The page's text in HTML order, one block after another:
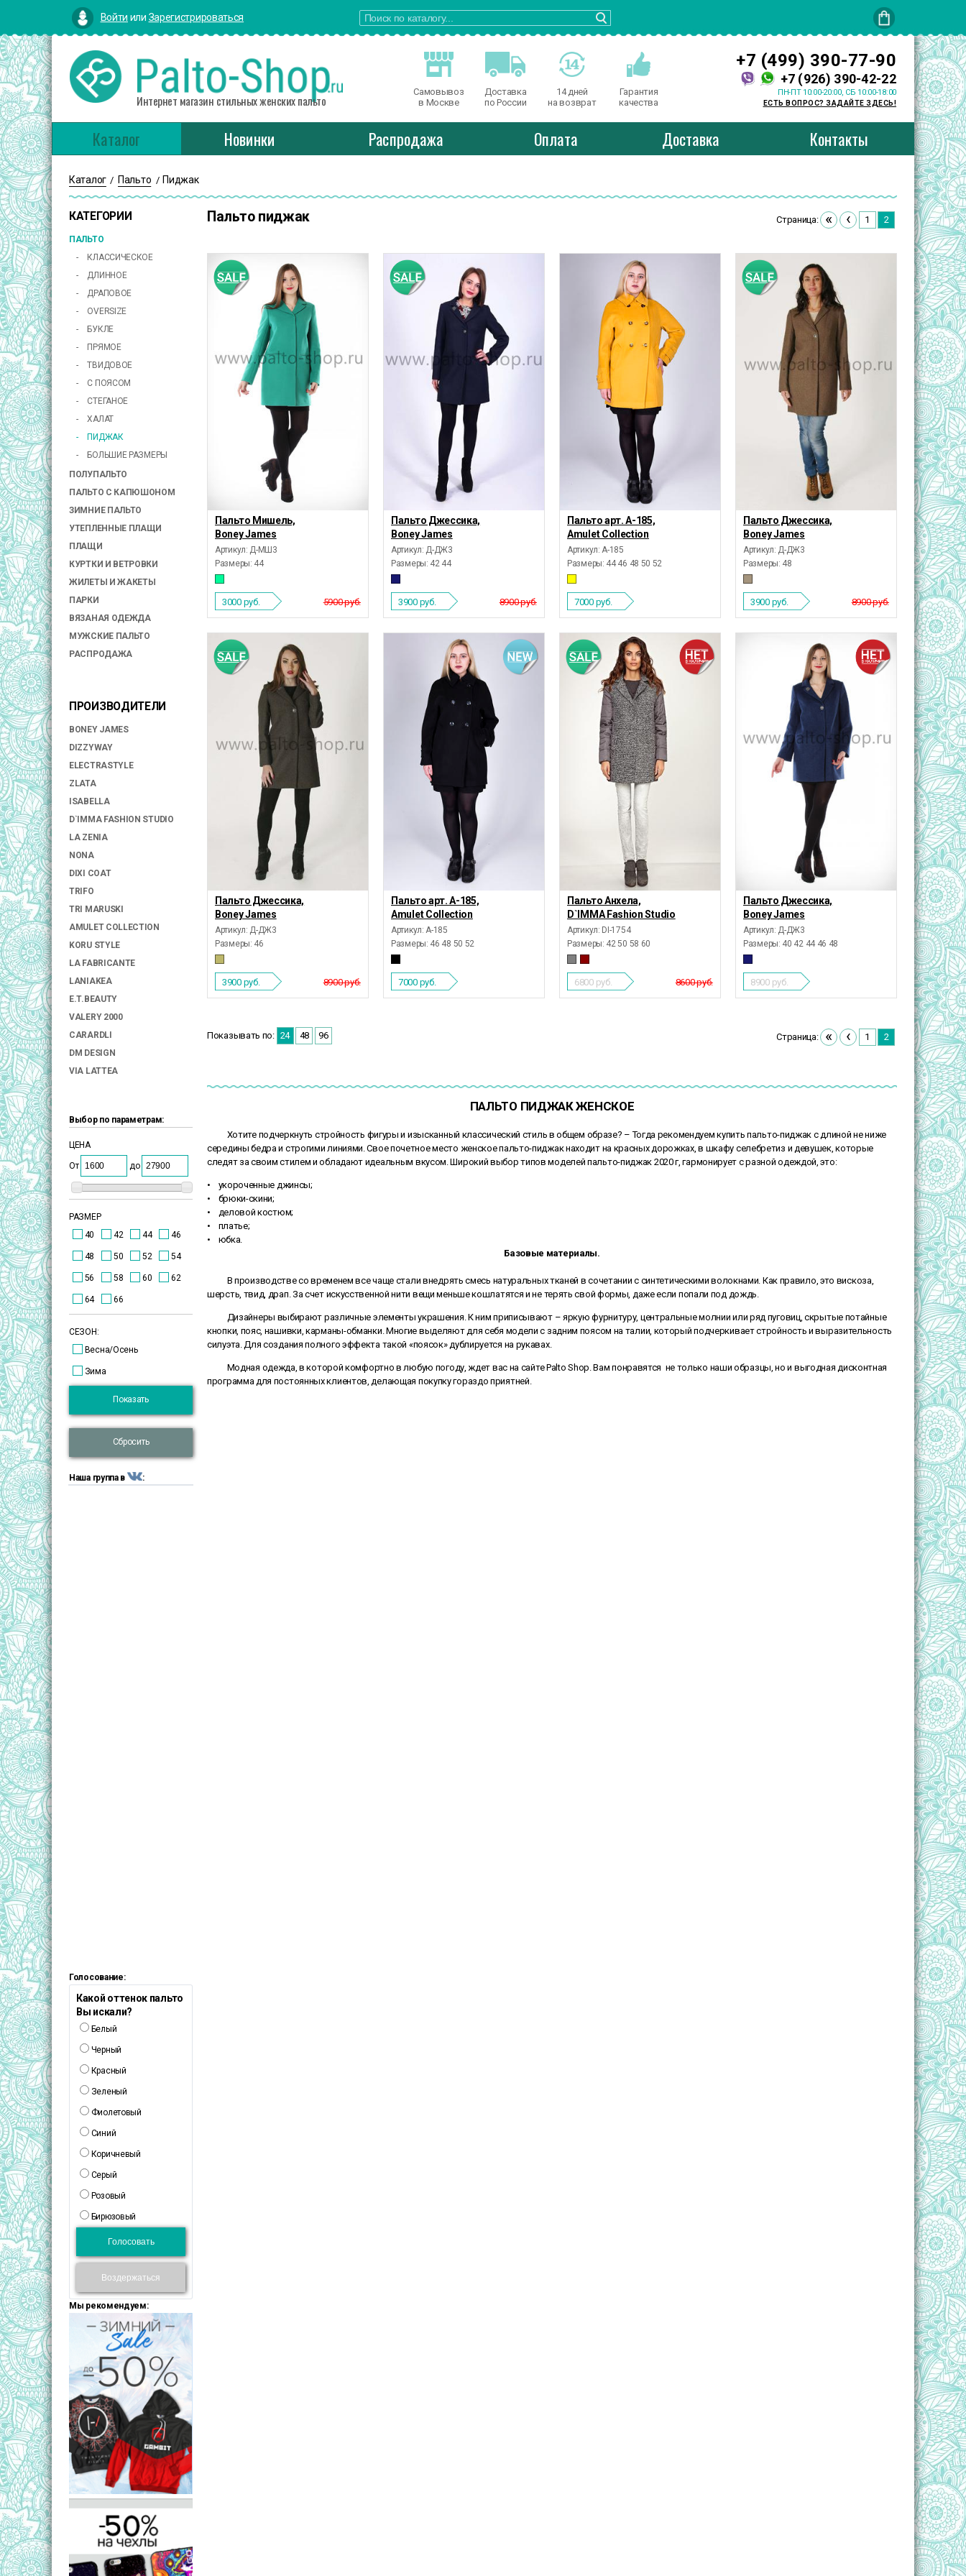
Войти или Зарегистрироваться
Интернет магазин стильных женских пальто
Самовывоз
в Москве
Доставка
по России
14 дней
на возврат
Гарантия
качества
+7 (499) 390-77-90
+7 (926) 390-42-22
ПН-ПТ 10:00-20:00, СБ 10:00-18:00
ЕСТЬ ВОПРОС? ЗАДАЙТЕ ЗДЕСЬ!
Каталог Новинки Распродажа Оплата Доставка Контакты
Каталог / Пальто / Пиджак
КАТЕГОРИИ
ПАЛЬТО
КЛАССИЧЕСКОЕ
ДЛИННОЕ
ДРАПОВОЕ
OVERSIZE
БУКЛЕ
ПРЯМОЕ
ТВИДОВОЕ
С ПОЯСОМ
СТЕГАНОЕ
ХАЛАТ
ПИДЖАК
БОЛЬШИЕ РАЗМЕРЫ
ПОЛУПАЛЬТО
ПАЛЬТО С КАПЮШОНОМ
ЗИМНИЕ ПАЛЬТО
УТЕПЛЕННЫЕ ПЛАЩИ
ПЛАЩИ
КУРТКИ И ВЕТРОВКИ
ЖИЛЕТЫ И ЖАКЕТЫ
ПАРКИ
ВЯЗАНАЯ ОДЕЖДА
МУЖСКИЕ ПАЛЬТО
РАСПРОДАЖА
ПРОИЗВОДИТЕЛИ
BONEY JAMES
DIZZYWAY
ELECTRASTYLE
ZLATA
ISABELLA
D`IMMA FASHION STUDIO
LA ZENIA
NONA
DIXI COAT
TRIFO
TRI MARUSKI
AMULET COLLECTION
KORU STYLE
LA FABRICANTE
LANIAKEA
E.T.BEAUTY
VALERY 2000
CARARDLI
DM DESIGN
VIA LATTEA
Выбор по параметрам:
ЦЕНА
От до
РАЗМЕР
40
42 44 46
48 50 52 54
56 58 60 62
64 66
СЕЗОН:
Весна/Осень
Зима
Показать
Сбросить
Наша группа в :
Голосование:
Какой оттенок пальто
Вы искали?
Белый
Черный
Красный
Зеленый
Фиолетовый
Синий
Коричневый
Серый
Розовый
Бирюзовый
Голосовать
Воздержаться
Мы рекомендуем:
Пальто пиджак Страница: « ‹ 1 2
Пальто Мишель,
Boney James
Артикул: Д-МШ3
Размеры: 44
5900 руб.
3000 руб.
Пальто Джессика,
Boney James
Артикул: Д-ДЖ3
Размеры: 42 44
8900 руб.
3900 руб.
Пальто арт. А-185,
Amulet Collection
Артикул: А-185
Размеры: 44 46 48 50 52
7000 руб.
Пальто Джессика,
Boney James
Артикул: Д-ДЖ3
Размеры: 48
8900 руб.
3900 руб.
Пальто Джессика,
Boney James
Артикул: Д-ДЖ3
Размеры: 46
8900 руб.
3900 руб.
Пальто арт. А-185,
Amulet Collection
Артикул: А-185
Размеры: 46 48 50 52
7000 руб.
Пальто Анхела,
D`IMMA Fashion Studio
Артикул: DI-1754
Размеры: 42 50 58 60
8600 руб.
6800 руб.
Пальто Джессика,
Boney James
Артикул: Д-ДЖ3
Размеры: 40 42 44 46 48
8900 руб.
Показывать по: 24 48 96 Страница: « ‹ 1 2
ПАЛЬТО ПИДЖАК ЖЕНСКОЕ
Хотите подчеркнуть стройность фигуры и изысканный классический стиль в общем образе? – Тогда рекомендуем купить пальто-пиджак с длиной не ниже
середины бедра и строгими линиями. Свое почетное место женское пальто-пиджак находит на красных дорожках, в шкафу селебретиз и девушек, которые
следят за своим стилем и обладают идеальным вкусом. Широкий выбор типов моделей пальто-пиджак 2020 г, гармонирует с разной одеждой, это:
• укороченные джинсы;
• брюки-скини;
• деловой костюм;
• платье;
• юбка.
Базовые материалы.
В производстве со временем все чаще стали внедрять смесь натуральных тканей в сочетании с синтетическими волокнами. Как правило, это вискоза,
шерсть, твид, драп. За счет искусственной нити вещи меньше кошлатятся и не терять свой формы, даже если попали под дождь.
Дизайнеры выбирают различные элементы украшения. К ним приписывают – яркую фурнитуру, центральные молнии или ряд пуговиц, скрытые потайные
кнопки, пояс, нашивки, карманы-обманки. Многие выделяют для себя модели с задним поясом на талии, который подчеркивает стройность и выразительность
силуэта. Для создания полного эффекта такой «поясок» дублируется на рукавах.
Модная одежда, в которой комфортно в любую погоду, ждет вас на сайте Palto Shop. Вам понравятся не только наши образцы, но и выгодная дисконтная
программа для постоянных клиентов, делающая покупку гораздо приятней.